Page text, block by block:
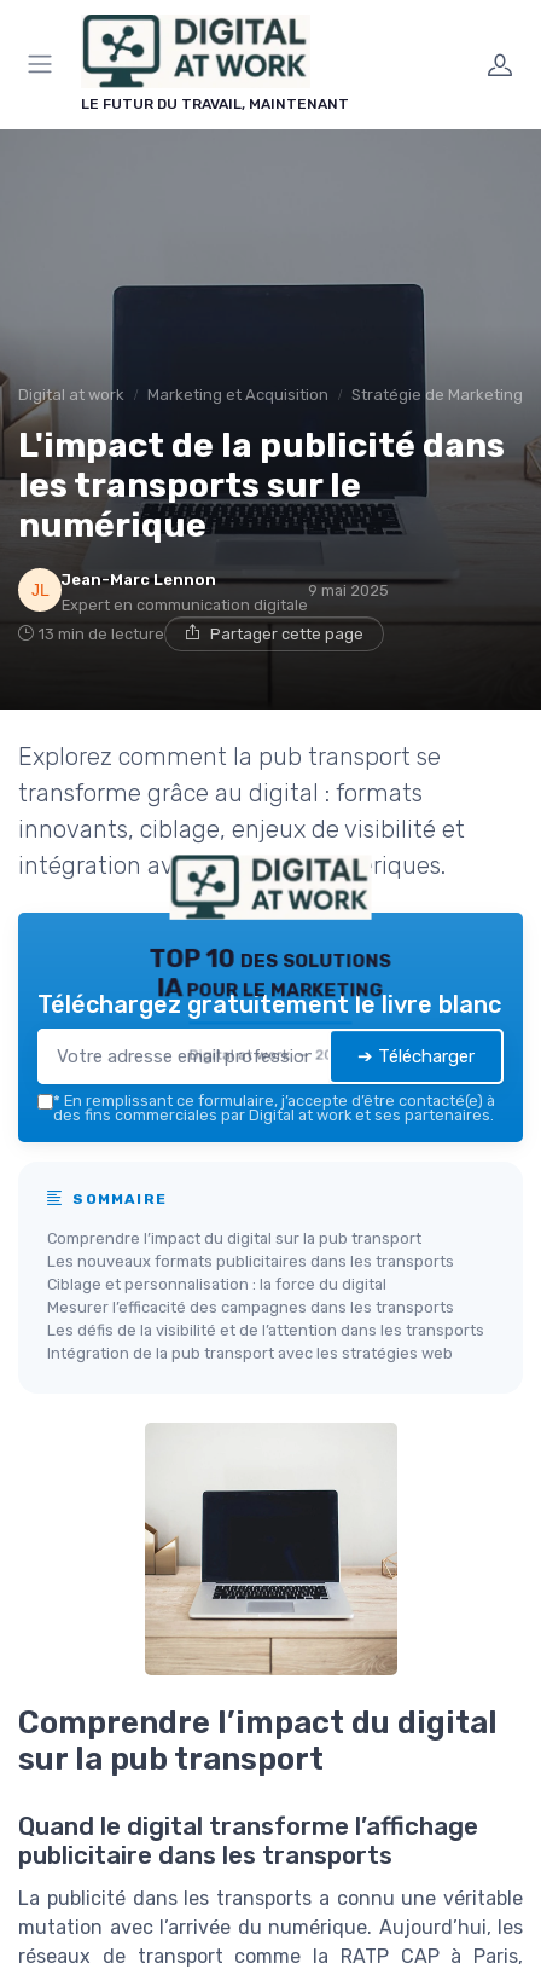
LE FUTUR DU TRAVAIL, MAINTENANT
Digital at work Marketing et Acquisition Stratégie de Marketing
L'impact de la publicité dans
les transports sur le
numérique
Jean-Marc Lennon
Expert en communication digitale
9 mai 2025
13 min de lecture Partager cette page
Explorez comment la pub transport se
transforme grâce au digital : formats
innovants, ciblage, enjeux de visibilité et
intégration avec les outils numériques.
TOP 10 des solutions
IA pour le marketing
Digital at work — 2026
Téléchargez gratuitement le livre blanc
➔ Télécharger
* En remplissant ce formulaire, j’accepte d’être contacté(e) à
des fins commerciales par Digital at work et ses partenaires.
SOMMAIRE
Comprendre l’impact du digital sur la pub transport
Les nouveaux formats publicitaires dans les transports
Ciblage et personnalisation : la force du digital
Mesurer l’efficacité des campagnes dans les transports
Les défis de la visibilité et de l’attention dans les transports
Intégration de la pub transport avec les stratégies web
Comprendre l’impact du digital
sur la pub transport
Quand le digital transforme l’affichage
publicitaire dans les transports
La publicité dans les transports a connu une véritable
mutation avec l’arrivée du numérique. Aujourd’hui, les
réseaux de transport comme la RATP CAP à Paris,
Panneau de gestion des cookies